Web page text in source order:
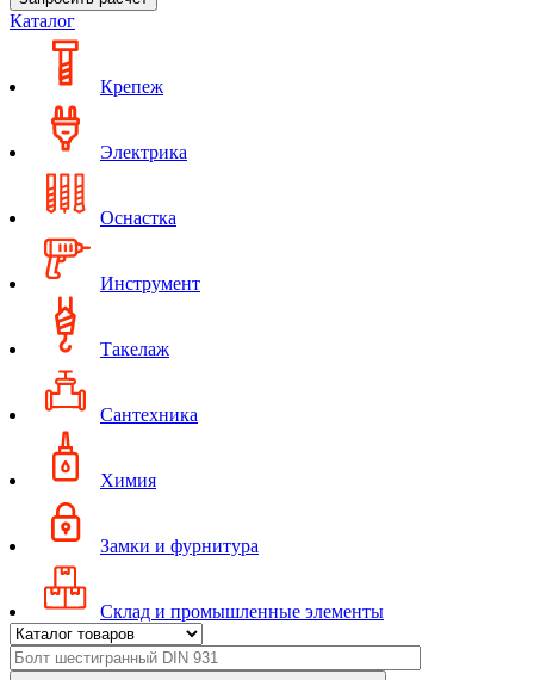
Каталог
Крепеж
Электрика
Оснастка
Инструмент
Такелаж
Сантехника
Химия
Замки и фурнитура
Склад и промышленные элементы